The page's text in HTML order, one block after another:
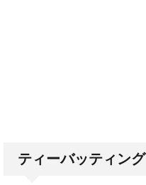
ティーバッティング